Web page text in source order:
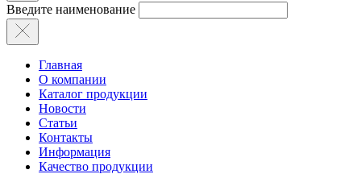
Введите наименование
Главная
О компании
Каталог продукции
Новости
Статьи
Контакты
Информация
Качество продукции